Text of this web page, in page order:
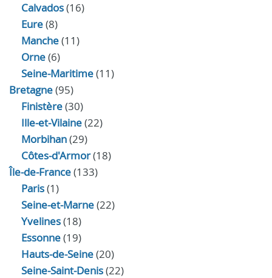
Calvados(16)
Eure(8)
Manche(11)
Orne(6)
Seine-Maritime(11)
Bretagne(95)
Finistère(30)
Ille-et-Vilaine(22)
Morbihan(29)
Côtes-d'Armor(18)
Île-de-France(133)
Paris(1)
Seine-et-Marne(22)
Yvelines(18)
Essonne(19)
Hauts-de-Seine(20)
Seine-Saint-Denis(22)